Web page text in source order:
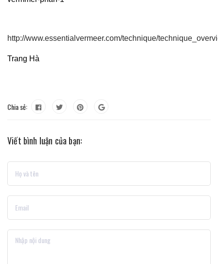
http://www.essentialvermeer.com/technique/
Trang Hà
Chia sẻ:
Viết bình luận của bạn: